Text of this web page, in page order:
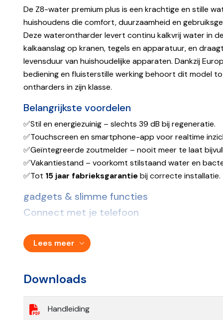
Waterverbruik tijdens
regeneratie
50 liter
Water beschikbaar tijdens
regeneratie
Ja (hard
Onthardingscapaciteit tot
regeneratie
3.000 liter
per minuut
Zoutverbruik per regeneratie
1.20 kilogram
Tijdgestuurd
Ja
Volumegestuurd
Ja
Aansluitmaat
Inbouwmaat incl. stuurklep
Fabrieksgarantie
De Z8-water premium plus is een krachtige en stille
huishoudens die comfort, duurzaamheid en
Deze waterontharder levert continu kalkvrij water in
kalkaanslag op kranen, tegels en apparatuur, en
levensduur van huishoudelijke apparaten. Dankzij
bediening en fluisterstille werking behoort dit model
ontharders in zijn klasse.
Belangrijkste voordelen
✅Stil en energiezuinig – slechts 39 dB bij regeneratie.
✅Touchscreen en smartphone-app voor realtime
✅Geïntegreerde zoutmelder – nooit meer te laat
✅Vakantiestand – voorkomt stilstaand water en
✅Tot 15 jaar fabrieksgarantiebij correcte installatie.
gadgets & slimme functies
Connect met je telefoon
Lees meer
Downloads
Handleiding